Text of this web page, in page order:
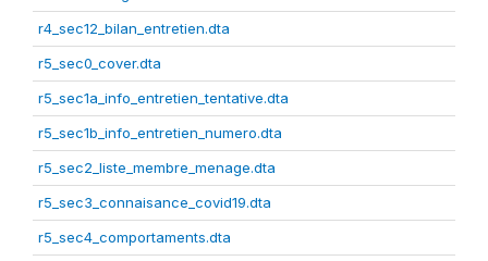
r4_sec12_bilan_entretien.dta
r5_sec0_cover.dta
r5_sec1a_info_entretien_tentative.dta
r5_sec1b_info_entretien_numero.dta
r5_sec2_liste_membre_menage.dta
r5_sec3_connaisance_covid19.dta
r5_sec4_comportaments.dta